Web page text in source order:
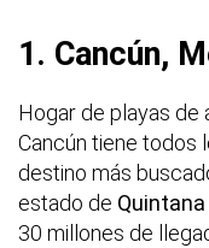
1. Cancún,
Hogar de playas de
Cancún tiene todos
destino más
estado de Quintana
30 millones de